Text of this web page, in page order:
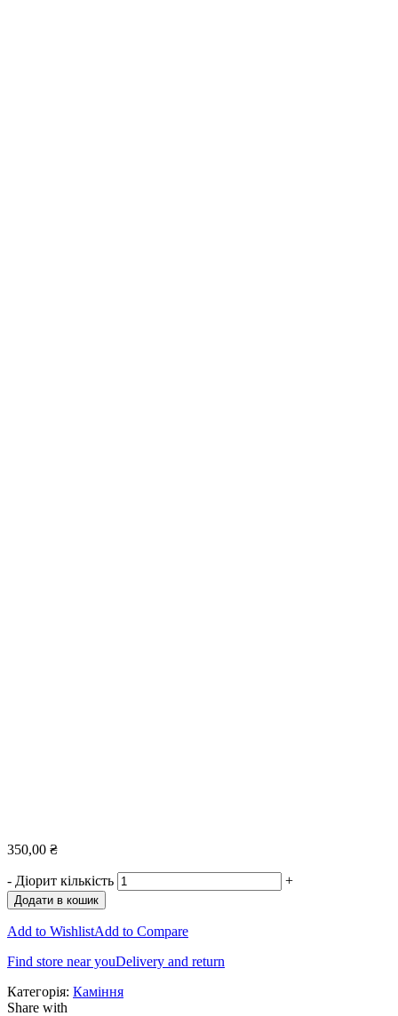
350,00 ₴
- Діорит кількість +
Додати в кошик
Add to WishlistAdd to Compare
Find store near youDelivery and return
Категорія: Каміння
Share with